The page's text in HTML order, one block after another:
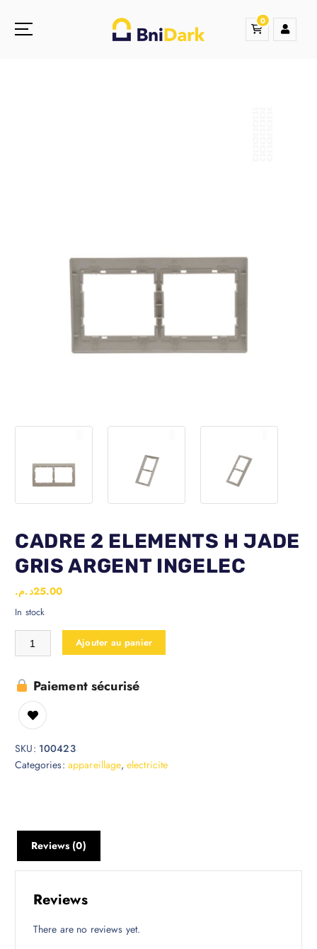
0
CADRE 2 ELEMENTS H JADE
GRIS ARGENT INGELEC
25.00د.م.
In stock
Ajouter au panier
Paiement sécurisé
SKU: 100423
Categories: appareillage, electricite
Reviews (0)
Reviews
There are no reviews yet.